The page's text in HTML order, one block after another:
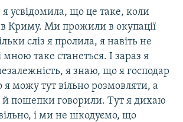
усвідомила, що це таке, коли
в Криму. Ми прожили в окупації
сліз я пролила, я навіть не
мною таке станеться. І зараз я
я знаю, що я господар
можу тут вільно розмовляти, а
пошепки говорили. Тут я дихаю
і ми не шкодуємо, що